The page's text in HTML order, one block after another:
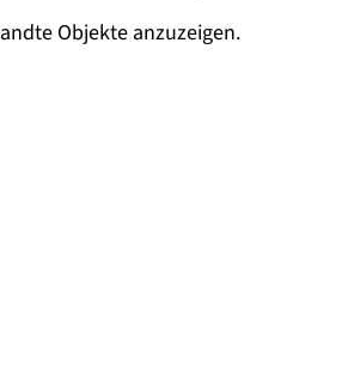
Objekte anzuzeigen.